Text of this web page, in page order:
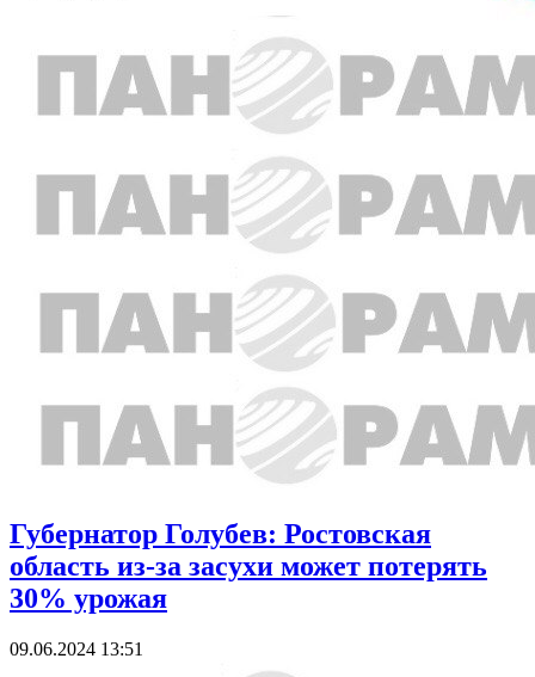
Губернатор Голубев: Ростовская
область из-за засухи может потерять
30% урожая
09.06.2024 13:51